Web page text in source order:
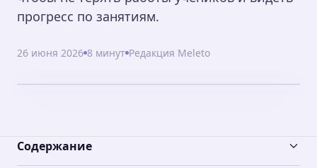
прогресс по занятиям.
26 июня 2026 8 минут Редакция Meleto
Содержание